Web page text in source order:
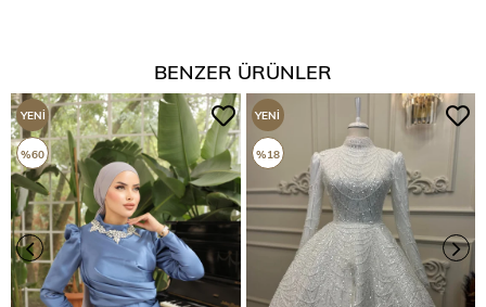
BENZER ÜRÜNLER
YENI
ÜRÜN
%60
YENI
ÜRÜN
%18